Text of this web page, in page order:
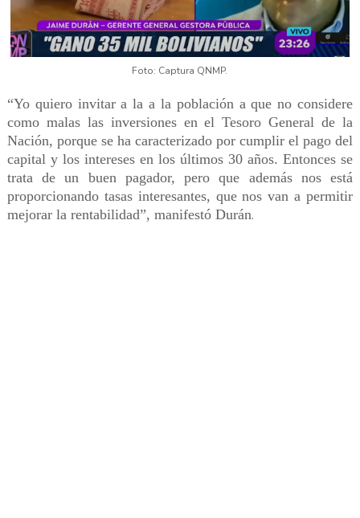
Foto: Captura QNMP.
“Yo quiero invitar a la a la población a que no considere
como malas las inversiones en el Tesoro General de la
Nación, porque se ha caracterizado por cumplir el pago del
capital y los intereses en los últimos 30 años. Entonces se
trata de un buen pagador, pero que además nos está
proporcionando tasas interesantes, que nos van a permitir
mejorar la rentabilidad”, manifestó Durán.